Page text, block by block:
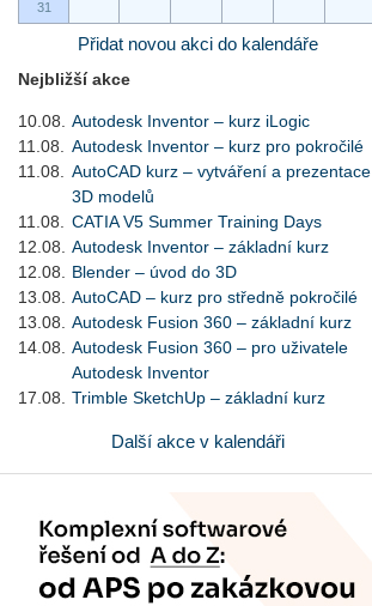
31
Přidat novou akci do kalendáře
Nejbližší akce
10.08.
Autodesk Inventor – kurz iLogic
11.08.
Autodesk Inventor – kurz pro pokročilé
11.08.
AutoCAD kurz – vytváření a prezentace
3D modelů
11.08.
CATIA V5 Summer Training Days
12.08.
Autodesk Inventor – základní kurz
12.08.
Blender – úvod do 3D
13.08.
AutoCAD – kurz pro středně pokročilé
13.08.
Autodesk Fusion 360 – základní kurz
14.08.
Autodesk Fusion 360 – pro uživatele
Autodesk Inventor
17.08.
Trimble SketchUp – základní kurz
Další akce v kalendáři